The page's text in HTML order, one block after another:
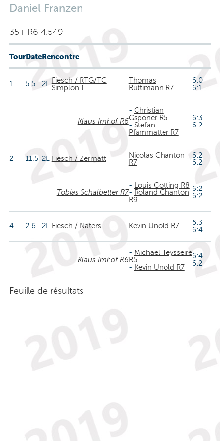
Daniel Franzen
35+ R6 4.549
TourDateRencontre
1 5.5 2LFiesch / RTG/TC
Simplon 1
Thomas
Rüttimann R7
6:0
6:1
Klaus Imhof R6
- Christian
Gsponer R5
- Stefan
Pfammatter R7
6:3
6:2
2 11.5 2L Fiesch / Zermatt
Nicolas Chanton
R7
6:2
6:2
Tobias Schalbetter R7
-
Louis Cotting R8
- Roland Chanton
R9
6:2
6:2
4 2.6 2L Fiesch / Naters Kevin Unold R7
6:3
6:4
Klaus Imhof R6
- Michael Teysseire
R5
- Kevin Unold R7
6:4
6:2
Feuille de résultats